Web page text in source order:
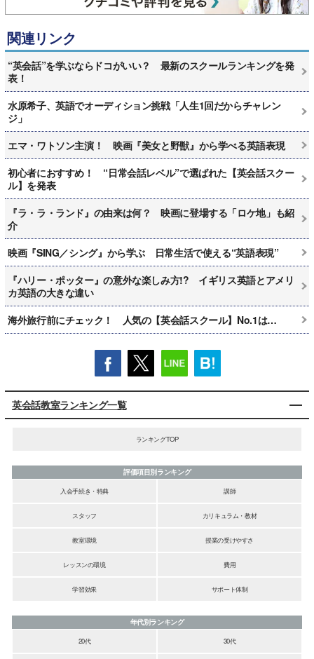
関連リンク
“英会話”を学ぶならドコがいい？ 最新のスクールランキングを発
表！
水原希子、英語でオーディション挑戦「人生1回だからチャレン
ジ」
エマ・ワトソン主演！ 映画『美女と野獣』から学べる英語表現
初心者におすすめ！ “日常会話レベル”で選ばれた【英会話スクー
ル】を発表
『ラ・ラ・ランド』の由来は何？ 映画に登場する「ロケ地」も紹
介
映画『SING／シング』から学ぶ 日常生活で使える“英語表現”
『ハリー・ポッター』の意外な楽しみ方!? イギリス英語とアメリ
カ英語の大きな違い
海外旅行前にチェック！ 人気の【英会話スクール】No.1は…
英会話教室ランキング一覧
ランキングTOP
評価項目別ランキング
入会手続き・特典
講師
スタッフ カリキュラム・教材
教室環境 授業の受けやすさ
レッスンの環境 費用
学習効果 サポート体制
年代別ランキング
20代
30代